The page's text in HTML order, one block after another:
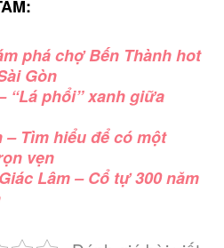
phá chợ Bến Thành hot
Gòn
“Lá phổi” xanh giữa
– Tìm hiểu để có một
vẹn
Lâm – Cổ tự 300 năm